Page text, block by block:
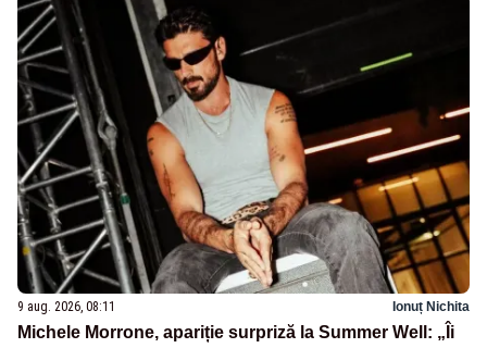
9 aug. 2026, 08:11 Ionuț Nichita
Michele Morrone, apariție surpriză la Summer Well: „Îi